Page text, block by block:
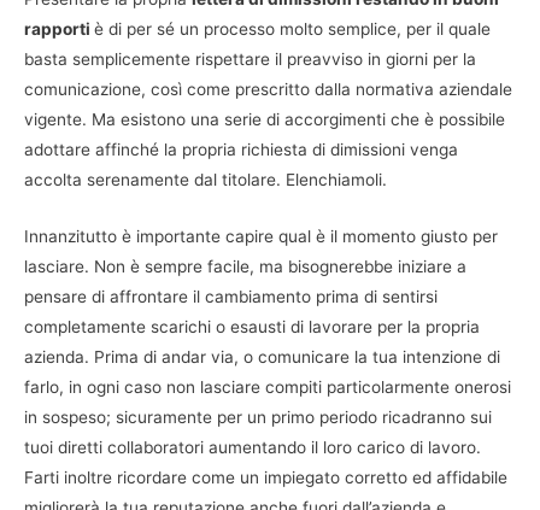
rapporti è di per sé un processo molto semplice, per il quale
basta semplicemente rispettare il preavviso in giorni per la
comunicazione, così come prescritto dalla normativa aziendale
vigente. Ma esistono una serie di accorgimenti che è possibile
adottare affinché la propria richiesta di dimissioni venga
accolta serenamente dal titolare. Elenchiamoli.
Innanzitutto è importante capire qual è il momento giusto per
lasciare. Non è sempre facile, ma bisognerebbe iniziare a
pensare di affrontare il cambiamento prima di sentirsi
completamente scarichi o esausti di lavorare per la propria
azienda. Prima di andar via, o comunicare la tua intenzione di
farlo, in ogni caso non lasciare compiti particolarmente onerosi
in sospeso; sicuramente per un primo periodo ricadranno sui
tuoi diretti collaboratori aumentando il loro carico di lavoro.
Farti inoltre ricordare come un impiegato corretto ed affidabile